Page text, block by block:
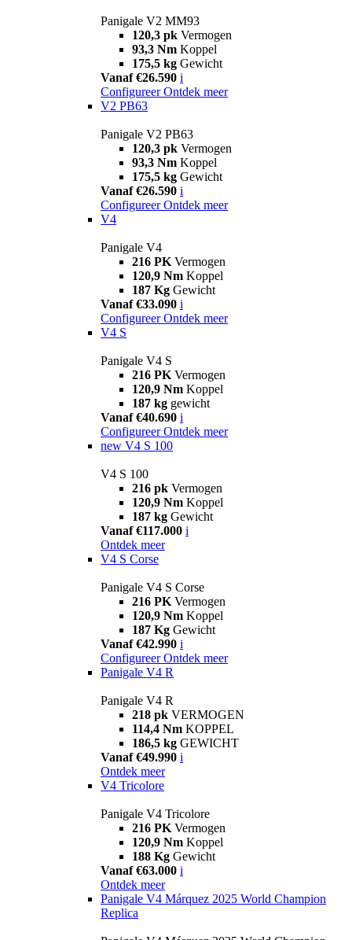
Panigale V2 MM93
120,3 pk Vermogen
93,3 Nm Koppel
175,5 kg Gewicht
Vanaf €26.590 i
Configureer Ontdek meer
V2 PB63
Panigale V2 PB63
120,3 pk Vermogen
93,3 Nm Koppel
175,5 kg Gewicht
Vanaf €26.590 i
Configureer Ontdek meer
V4
Panigale V4
216 PK Vermogen
120,9 Nm Koppel
187 Kg Gewicht
Vanaf €33.090 i
Configureer Ontdek meer
V4 S
Panigale V4 S
216 PK Vermogen
120,9 Nm Koppel
187 kg gewicht
Vanaf €40.690 i
Configureer Ontdek meer
new V4 S 100
V4 S 100
216 pk Vermogen
120,9 Nm Koppel
187 kg Gewicht
Vanaf €117.000 i
Ontdek meer
V4 S Corse
Panigale V4 S Corse
216 PK Vermogen
120,9 Nm Koppel
187 Kg Gewicht
Vanaf €42.990 i
Configureer Ontdek meer
Panigale V4 R
Panigale V4 R
218 pk VERMOGEN
114,4 Nm KOPPEL
186,5 kg GEWICHT
Vanaf €49.990 i
Ontdek meer
V4 Tricolore
Panigale V4 Tricolore
216 PK Vermogen
120,9 Nm Koppel
188 Kg Gewicht
Vanaf €63.000 i
Ontdek meer
Panigale V4 Márquez 2025 World Champion
Replica